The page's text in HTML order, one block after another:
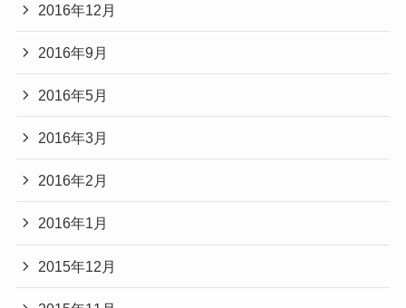
2016年12月
2016年9月
2016年5月
2016年3月
2016年2月
2016年1月
2015年12月